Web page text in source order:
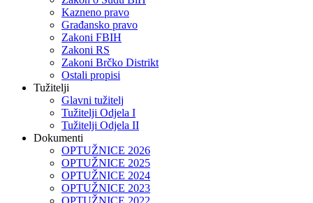
Kazneno pravo
Građansko pravo
Zakoni FBIH
Zakoni RS
Zakoni Brčko Distrikt
Ostali propisi
Tužitelji
Glavni tužitelj
Tužitelji Odjela I
Tužitelji Odjela II
Dokumenti
OPTUŽNICE 2026
OPTUŽNICE 2025
OPTUŽNICE 2024
OPTUŽNICE 2023